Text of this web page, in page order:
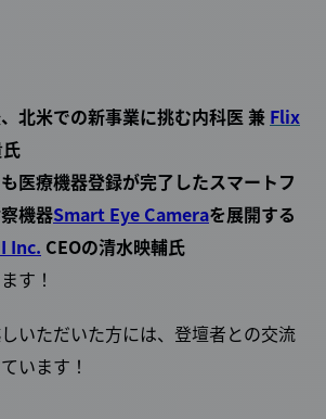
北米での新事業に挑む内科医 兼 Flix
医療機器登録が完了したスマートフ
機器Smart Eye Cameraを展開する
Inc. CEOの清水映輔氏
す！
いただいた方には、登壇者との交流
います！